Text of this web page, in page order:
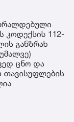
კოდექსის 112-
განზრახ
ცნო და
თავისუფლების